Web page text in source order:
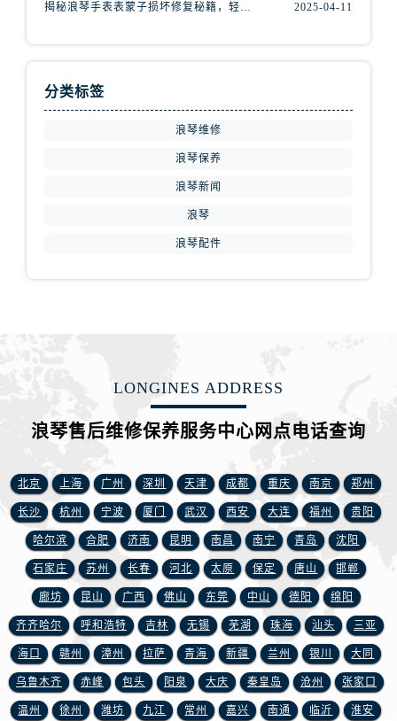
新疆维吾尔自治区五家渠市长征西街浪琴售后服务中心（需提前预约）
贵州省遵义市红花岗区共青大道与嵩山路交叉口浪琴售后服务中心（需提前预约）
四川省甘孜州市康定市情歌广场、箭炉街浪琴售后服务中心（需提前预约）
四川省广元市利州区老城南北街、东大街浪琴售后服务中心（需提前预约）
四川省乐山市市中区嘉定中路浪琴售后服务中心（需提前预约）
四川省凉山州市西昌市大巷口下街浪琴售后服务中心（需提前预约）
四川省泸州市江阳区治平路浪琴售后服务中心（需提前预约）
四川省眉山市东坡区三苏路浪琴售后服务中心（需提前预约）
四川省绵阳市涪城区翠花街浪琴售后服务中心（需提前预约）
四川省南充市高坪区江东大道浪琴售后服务中心（需提前预约）
四川省内江市东兴区汉安大道浪琴售后服务中心（需提前预约）
四川省攀枝花市东区三线大道北段浪琴售后服务中心（需提前预约）
四川省遂宁市船山区香林南路浪琴售后服务中心（需提前预约）
揭秘浪琴手表表蒙子损坏修复秘籍，轻松重获透明之美！ 2025-04-11
分类标签
浪琴维修
浪琴保养
浪琴新闻
浪琴
浪琴配件
LONGINES ADDRESS
浪琴售后维修保养服务中心网点电话查询
北京 上海 广州 深圳 天津 成都 重庆 南京 郑州
长沙 杭州 宁波 厦门 武汉 西安 大连 福州 贵阳
哈尔滨 合肥 济南 昆明 南昌 南宁 青岛 沈阳
石家庄 苏州 长春 河北 太原 保定 唐山 邯郸
廊坊 昆山 广西 佛山 东莞 中山 德阳 绵阳
齐齐哈尔 呼和浩特 吉林 无锡 芜湖 珠海 汕头 三亚
海口 赣州 漳州 拉萨 青海 新疆 兰州 银川 大同
乌鲁木齐 赤峰 包头 阳泉 大庆 秦皇岛 沧州 张家口
温州 徐州 潍坊 九江 常州 嘉兴 南通 临沂 淮安